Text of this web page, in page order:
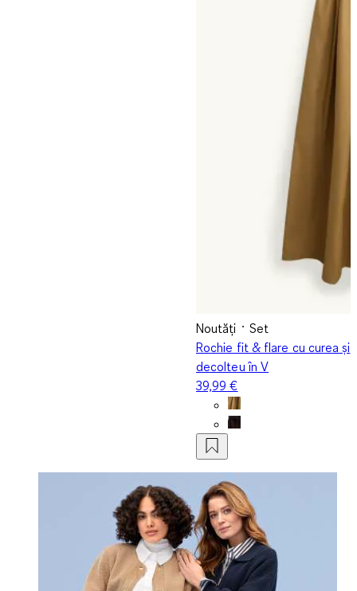
Noutăți
Set
Rochie fit & flare cu curea și
decolteu în V
39,99 €